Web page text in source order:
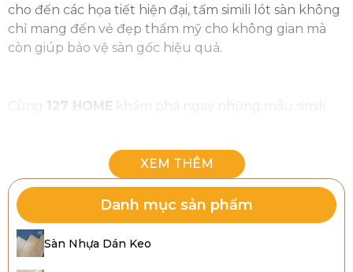
Danh mục sản phẩm
Sàn Nhựa Dán Keo
cho đến các họa tiết hiện đại, tấm simili lót sàn không
chỉ mang đến vẻ đẹp thẩm mỹ cho không gian mà
còn giúp bảo vệ sàn gốc hiệu quả.
Cùng 127 HOME khám phá ngay những mẫu simili
1. Simili lót sàn là gì?
Simili lót sàn
(hay còn gọi là thảm simili trải sàn, simili
trải sàn PVC) là một loại vật liệu lót sàn giả da hoặc giả
gỗ, được sản xuất từ nhựa PVC kết hợp với lớp vải lót